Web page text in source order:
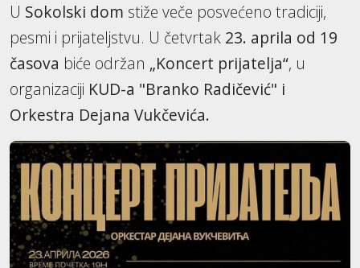
U Sokolski dom stiže veče posvećeno tradiciji,
pesmi i prijateljstvu. U četvrtak 23. aprila od 19
časova biće održan „Koncert prijatelja“, u
organizaciji KUD-a "Branko Radičević" i
Orkestra Dejana Vukčevića.